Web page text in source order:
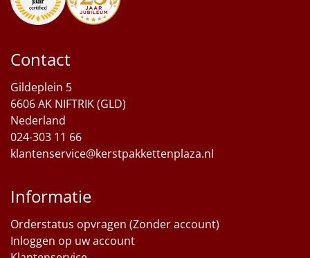
Contact
Gildeplein 5
6606 AK NIFTRIK (GLD)
Nederland
024-303 11 66
klantenservice@kerstpakkettenplaza.nl
Informatie
Orderstatus opvragen (Zonder account)
Inloggen op uw account